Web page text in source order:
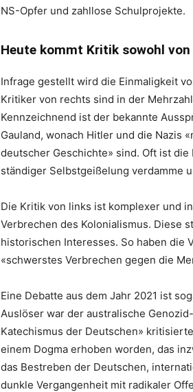
NS-Opfer und zahllose Schulprojekte.
Heute kommt Kritik sowohl
Infrage gestellt wird die Einmaligkeit
Kritiker von rechts sind in der
Kennzeichnend ist der bekannte
Gauland, wonach Hitler und die Nazis
deutscher Geschichte» sind. Oft ist
ständiger Selbstgeißelung verdamme
Die Kritik von links ist komplexer und
Verbrechen des Kolonialismus. Diese
historischen Interesses. So haben die
«schwerstes Verbrechen gegen die
Eine Debatte aus dem Jahr 2021 ist
Auslöser war der australische
Katechismus der Deutschen»
einem Dogma erhoben worden, das
das Bestreben der Deutschen,
dunkle Vergangenheit mit radikaler